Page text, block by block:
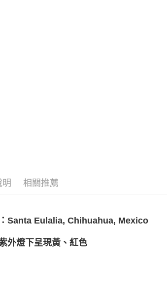
明 相關推薦
Santa Eulalia, Chihuahua, Mexico
外燈下呈現黃、紅色